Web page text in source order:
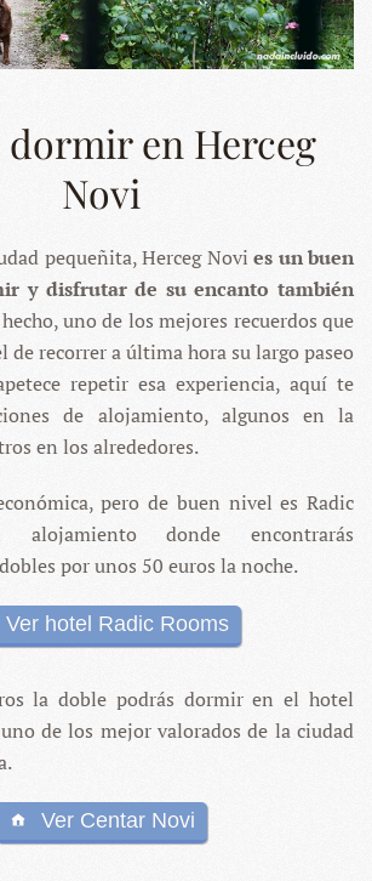
dormir en Herceg
Novi
pequeñita, Herceg Novies un buen
y disfrutar de su encanto también
hecho, uno de los mejores recuerdos que
de recorrer a última hora su largo paseo
repetir esa experiencia, aquí te
de alojamiento, algunos en la
en los alrededores.
pero de buen nivel es Radic
alojamiento donde encontrarás
por unos 50 euros la noche.
Ver hotel Radic Rooms
la doble podrás dormir en el hotel
de los mejor valorados de la ciudad
Ver Centar Novi